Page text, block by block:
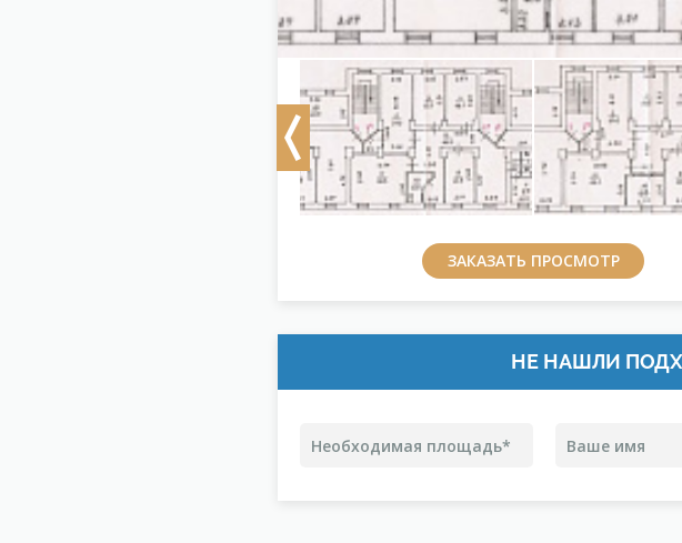
Previous
ЗАКАЗАТЬ ПРОСМОТР
НЕ НАШЛИ